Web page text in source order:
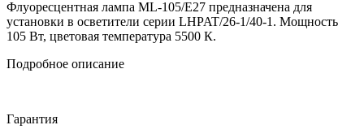
Флуоресцентная лампа ML-105/E27 предназначена для
установки в осветители серии LHPAT/26-1/40-1. Мощность
105 Вт, цветовая температура 5500 К.
Подробное описание
Гарантия